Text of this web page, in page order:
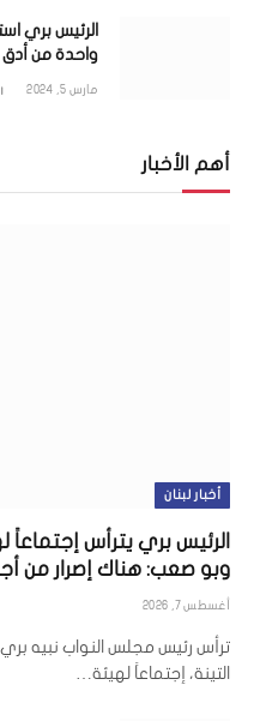
الرئيس بري
واحدة من أدق
مارس 5, 2024
أهم الأخبار
أخبار لبنان
الرئيس بري يترأس
وبو صعب: هناك إصرار من
أغسطس 7, 2026
ترأس رئيس مجلس النواب نبيه
التينة، إجتماعاً لهيئة…